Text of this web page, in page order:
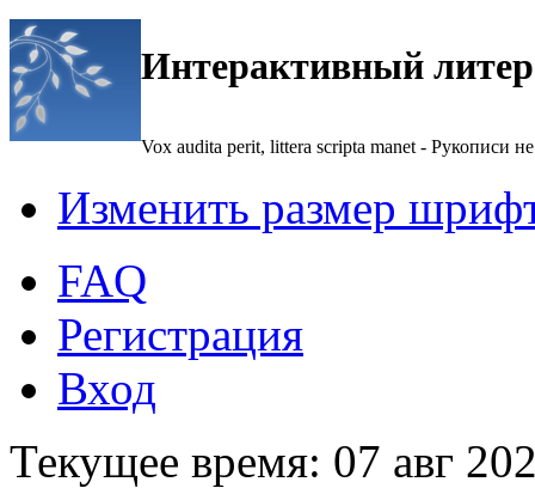
Интерактивный
Vox audita perit, littera scripta manet - Рукописи не
Изменить размер
FAQ
Регистрация
Вход
Текущее время: 07 авг